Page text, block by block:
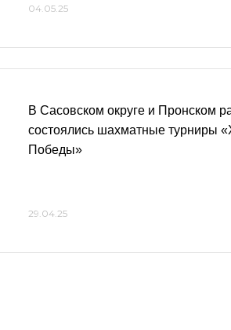
04.05.25
В Сасовском округе и Пронском
состоялись шахматные турниры
Победы»
29.04.25